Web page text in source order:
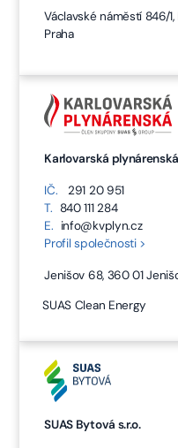
Václavské náměstí 846/1,
Praha
Karlovarská plynárenská
IČ.
291 20 951
T. 840 111 284
E. info@kvplyn.cz
Profil společnosti >
Jenišov 68, 360 01
SUAS Clean Energy
SUAS Bytová s.r.o.